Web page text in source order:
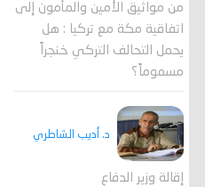
من مواثيق الأمين والمأمون إلى
اتفاقية مكة مع تركيا : هل
يحمل التحالف التركي خنجراً
مسموماً؟
د. أديب الشاطري
إقالة وزير الدفاع